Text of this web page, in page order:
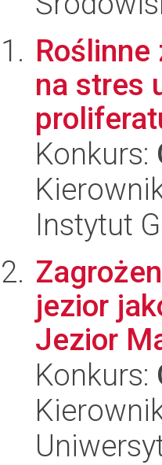
na stres
Konkurs:
Instytut
jezior
Jezior
Konkurs: